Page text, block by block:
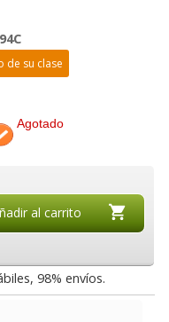
de su clase
Agotado
al carrito
98% envíos.
1,95